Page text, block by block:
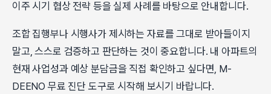
이주 시기 협상 전략 등을 실제 사례를 바탕으로 안내합니다.
조합 집행부나 시행사가 제시하는 자료를 그대로 받아들이지
말고, 스스로 검증하고 판단하는 것이 중요합니다. 내 아파트의
현재 사업성과 예상 분담금을 직접 확인하고 싶다면, M-
DEENO 무료 진단 도구로 시작해 보시기 바랍니다.